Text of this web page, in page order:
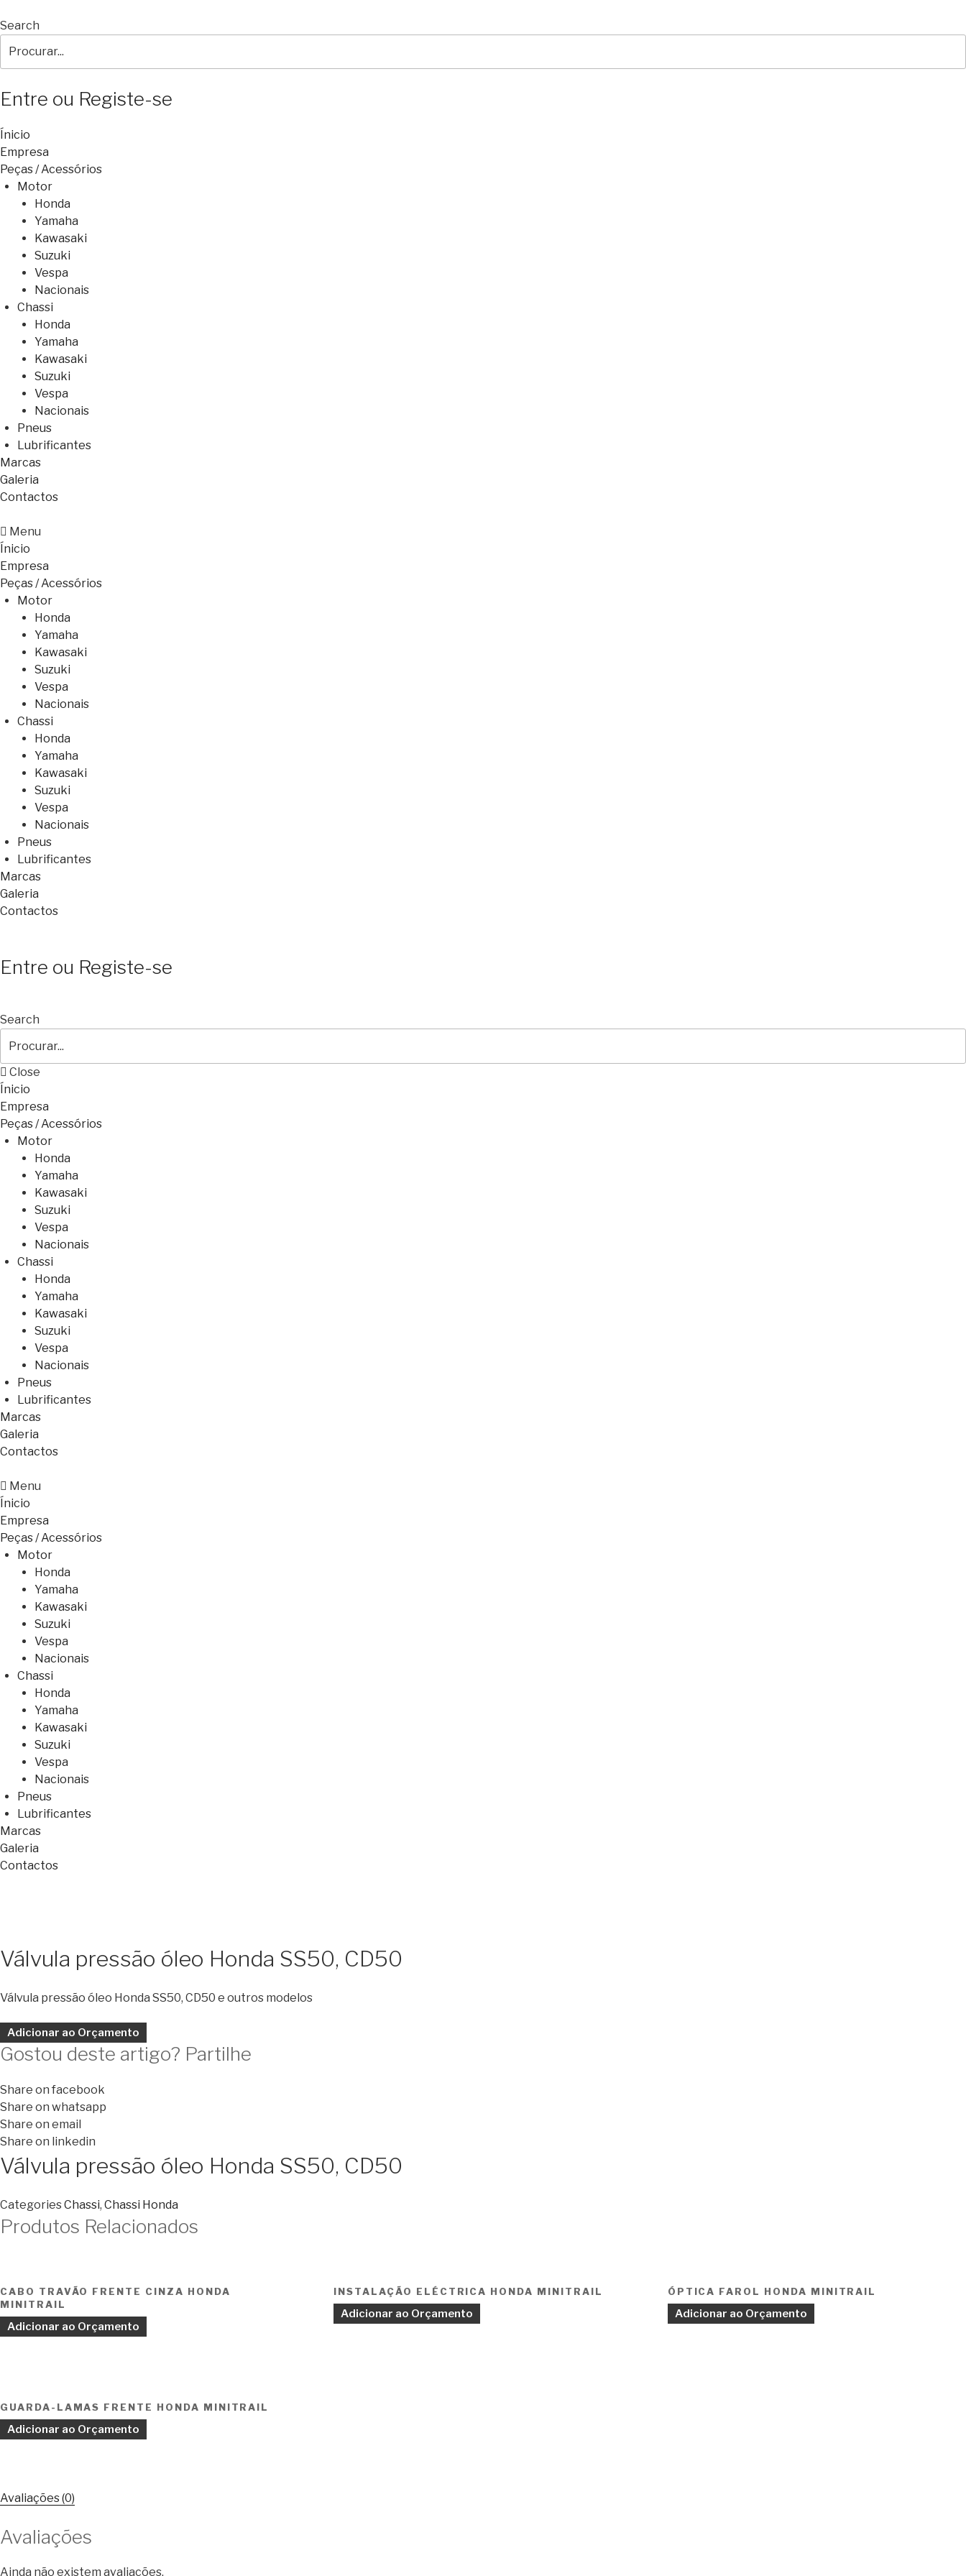
Search
Entre ou Registe-se
Ínicio
Empresa
Peças / Acessórios
Motor
Honda
Yamaha
Kawasaki
Suzuki
Vespa
Nacionais
Chassi
Honda
Yamaha
Kawasaki
Suzuki
Vespa
Nacionais
Pneus
Lubrificantes
Marcas
Galeria
Contactos
Menu
Ínicio
Empresa
Peças / Acessórios
Motor
Honda
Yamaha
Kawasaki
Suzuki
Vespa
Nacionais
Chassi
Honda
Yamaha
Kawasaki
Suzuki
Vespa
Nacionais
Pneus
Lubrificantes
Marcas
Galeria
Contactos
Entre ou Registe-se
Search
Close
Ínicio
Empresa
Peças / Acessórios
Motor
Honda
Yamaha
Kawasaki
Suzuki
Vespa
Nacionais
Chassi
Honda
Yamaha
Kawasaki
Suzuki
Vespa
Nacionais
Pneus
Lubrificantes
Marcas
Galeria
Contactos
Menu
Ínicio
Empresa
Peças / Acessórios
Motor
Honda
Yamaha
Kawasaki
Suzuki
Vespa
Nacionais
Chassi
Honda
Yamaha
Kawasaki
Suzuki
Vespa
Nacionais
Pneus
Lubrificantes
Marcas
Galeria
Contactos
Válvula pressão óleo Honda SS50, CD50
Válvula pressão óleo Honda SS50, CD50 e outros modelos
Adicionar ao Orçamento
Gostou deste artigo? Partilhe
Share on facebook
Share on whatsapp
Share on email
Share on linkedin
Válvula pressão óleo Honda SS50, CD50
CategoriesChassi, Chassi Honda
Produtos Relacionados
CABO TRAVÃO FRENTE CINZA HONDA
MINITRAIL
Adicionar ao Orçamento
INSTALAÇÃO ELÉCTRICA HONDA MINITRAIL
Adicionar ao Orçamento
ÓPTICA FAROL HONDA MINITRAIL
Adicionar ao Orçamento
GUARDA-LAMAS FRENTE HONDA MINITRAIL
Adicionar ao Orçamento
Avaliações (0)
Avaliações
Ainda não existem avaliações.